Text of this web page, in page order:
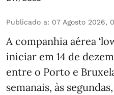
Publicado a: 07 Agosto 2026,
A companhia aérea
iniciar em 14 de
entre o Porto e
semanais, às